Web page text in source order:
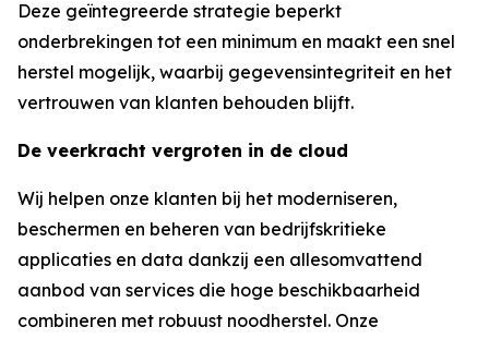
Deze geïntegreerde strategie beperkt
onderbrekingen tot een minimum en maakt een snel
herstel mogelijk, waarbij gegevensintegriteit en het
vertrouwen van klanten behouden blijft.
De veerkracht vergroten in de cloud
Wij helpen onze klanten bij het moderniseren,
beschermen en beheren van bedrijfskritieke
applicaties en data dankzij een allesomvattend
aanbod van services die hoge beschikbaarheid
combineren met robuust noodherstel. Onze